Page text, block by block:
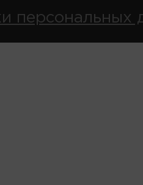
персональных